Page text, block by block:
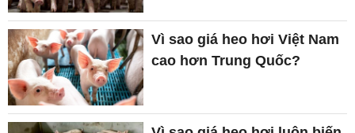
Vì sao giá heo hơi Việt Nam
cao hơn Trung Quốc?